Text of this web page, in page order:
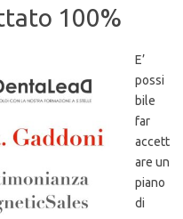
100%
E’
possi
bile
far
accett
are un
piano
di